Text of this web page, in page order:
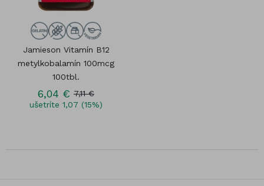
Jamieson Vitamín B12
metylkobalamín 100mcg
100tbl.
6,04 € 7,11 €
ušetríte 1,07 (15%)